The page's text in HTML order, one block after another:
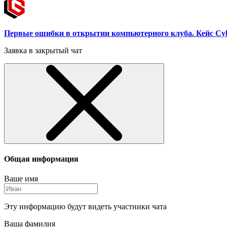
Первые ошибки в открытии компьютерного клуба. Кейс
Заявка в закрытый чат
Общая информация
Ваше имя
Эту информацию будут видеть участники чата
Ваша фамилия